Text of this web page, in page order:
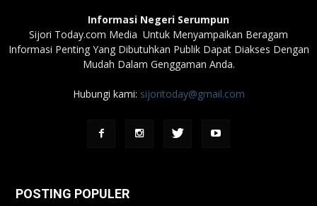
Informasi Negeri Serumpun
Sijori Today.com Media Untuk Menyampaikan Beragam
Informasi Penting Yang Dibutuhkan Publik Dapat Diakses Dengan
Mudah Dalam Genggaman Anda.
Hubungi kami: sijoritoday@gmail.com
POSTING POPULER